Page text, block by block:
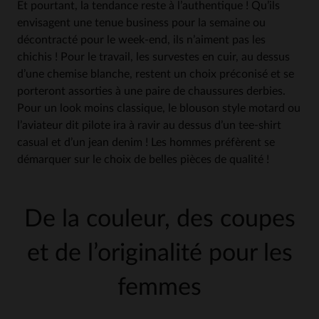
Et pourtant, la tendance reste à l’authentique ! Qu’ils
envisagent une tenue business pour la semaine ou
décontracté pour le week-end, ils n’aiment pas les
chichis ! Pour le travail, les survestes en cuir, au dessus
d’une chemise blanche, restent un choix préconisé et se
porteront assorties à une paire de chaussures derbies.
Pour un look moins classique, le blouson style motard ou
l’aviateur dit pilote ira à ravir au dessus d’un tee-shirt
casual et d’un jean denim ! Les hommes préfèrent se
démarquer sur le choix de belles pièces de qualité !
De la couleur, des coupes
et de l’originalité pour les
femmes